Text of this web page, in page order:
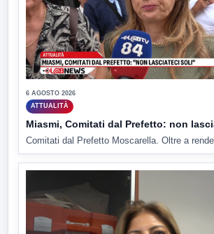
6 AGOSTO 2026
ATTUALITÀ
Miasmi, Comitati dal Prefetto: non
Comitati dal Prefetto Moscarella. Oltre a